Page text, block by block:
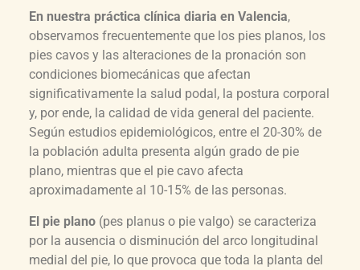
En nuestra práctica clínica diaria en Valencia,
observamos frecuentemente que los pies planos, los
pies cavos y las alteraciones de la pronación son
condiciones biomecánicas que afectan
significativamente la salud podal, la postura corporal
y, por ende, la calidad de vida general del paciente.
Según estudios epidemiológicos, entre el 20-30% de
la población adulta presenta algún grado de pie
plano, mientras que el pie cavo afecta
aproximadamente al 10-15% de las personas.
El pie plano(pes planus o pie valgo) se caracteriza
por la ausencia o disminución del arco longitudinal
medial del pie, lo que provoca que toda la planta del